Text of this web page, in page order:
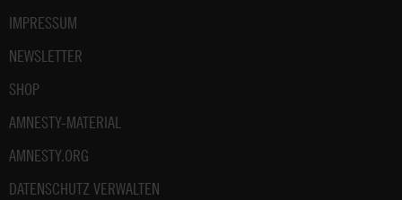
IMPRESSUM
NEWSLETTER
SHOP
AMNESTY-MATERIAL
AMNESTY.ORG
DATENSCHUTZ VERWALTEN